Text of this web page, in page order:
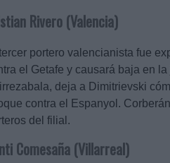
Rivero (Valencia)
portero valencianista fue
el Getafe y causará baja en
deja a Dimitrievski
contra el Espanyol.
del filial.
Comesaña (Villarreal)